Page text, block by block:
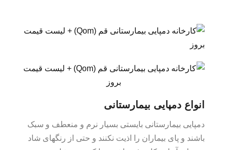
انواع دمپایی بیمارستانی
دمپایی بیمارستانی بایستی بسیار نرم و منعطف و سبک
باشند و پای بیماران را اذیت نکنند و حتی از رنگهای شاد